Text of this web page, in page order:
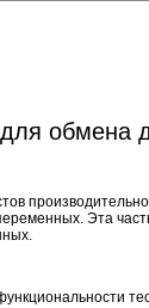
Эта